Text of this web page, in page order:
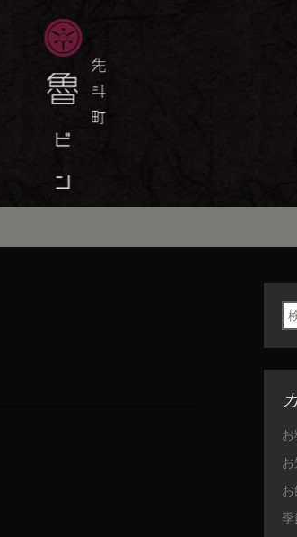
料理・和
式ブログ
料理・和食が自慢の「魯ビ
どけします。
季